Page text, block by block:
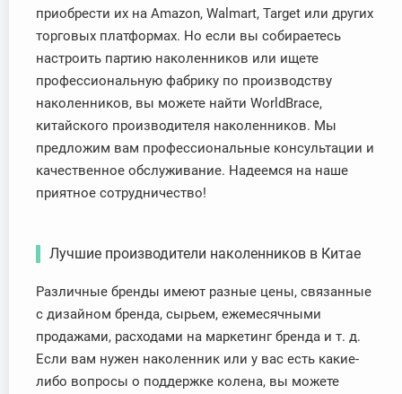
приобрести их на Amazon, Walmart, Target или других
торговых платформах. Но если вы собираетесь
настроить партию наколенников или ищете
профессиональную фабрику по производству
наколенников, вы можете найти WorldBrace,
китайского производителя наколенников. Мы
предложим вам профессиональные консультации и
качественное обслуживание. Надеемся на наше
приятное сотрудничество!
Лучшие производители наколенников в Китае
Различные бренды имеют разные цены, связанные
с дизайном бренда, сырьем, ежемесячными
продажами, расходами на маркетинг бренда и т. д.
Если вам нужен наколенник или у вас есть какие-
либо вопросы о поддержке колена, вы можете